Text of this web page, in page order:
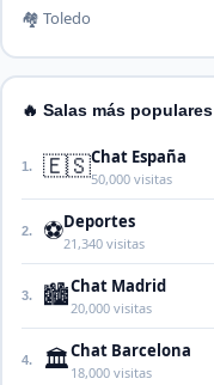
🏘️ Toledo
🔥 Salas más populares
1. 🇪🇸Chat España
50,000 visitas
2. ⚽Deportes
21,340 visitas
3. 🏙️Chat Madrid
20,000 visitas
4. 🏛️Chat Barcelona
18,000 visitas